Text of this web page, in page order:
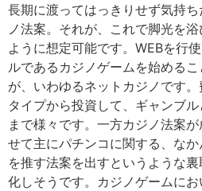
長期に渡ってはっきりせず気持
ノ法案。それが、これで脚光を
ように想定可能です。WEBを行
ルであるカジノゲームを始める
が、いわゆるネットカジノです
タイプから投資して、ギャンブ
まで様々です。一方カジノ法案
せて主にパチンコに関する、な
を推す法案を出すというような
化しそうです。カジノゲームに